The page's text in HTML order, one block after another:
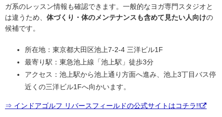
ガ系のレッスン情報も確認できます。一般的なヨガ専門スタジオと
は違うため、 体づくり・体のメンテナンスも含めて見たい人向けの
候補です。
所在地：東京都大田区池上7-2-4 三洋ビル1F
最寄り駅：東急池上線「池上駅」徒歩3分
アクセス：池上駅から池上通り方面へ進み、池上3丁目バス停
近くの三洋ビル1Fへ向かいます。
⇒ インドアゴルフ リバースフィールドの公式サイトはコチラ!!